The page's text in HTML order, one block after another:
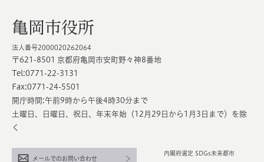
亀岡市役所
法人番号2000020262064
〒621-8501 京都府亀岡市安町野々神8番地
Tel:0771-22-3131
Fax:0771-24-5501
開庁時間:午前9時から午後4時30分まで
土曜日、日曜日、祝日、年末年始（12月29日から1月3日まで）を除
く
内閣府選定 SDGs未来都市
メールでのお問い合わせ